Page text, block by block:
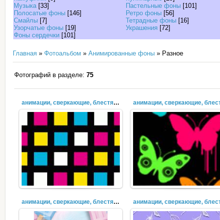
Музыка [33] Пастельные фоны [101]
Полосатые фоны [146] Ретро фоны [56]
Смайлы [7] Тетрадные фоны [16]
Узорчатые фоны [19] Украшения [72]
Фоны сердечки [101]
Главная » Фотоальбом » Анимированные фоны » Разное
Фотографий в разделе: 75
анимации, сверкающие, блестящие (54)
анимации, сверкающие, блестящие (51)